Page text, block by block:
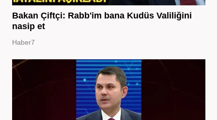
Bakan Çiftçi: Rabb'im bana Kudüs Valiliğini
nasip et
Haber7